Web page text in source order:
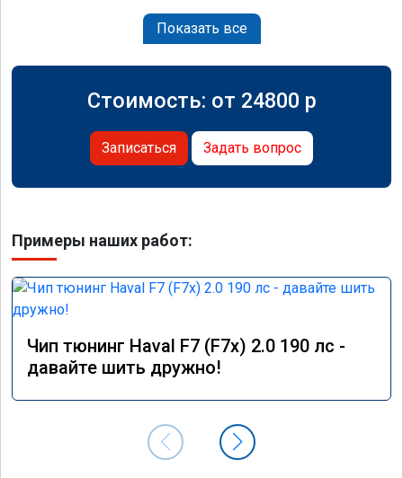
Показать все
Стоимость: от 24800 p
Записаться Задать вопрос
Примеры наших работ:
Чип тюнинг Haval F7 (F7x) 2.0 190 лс -
давайте шить дружно!